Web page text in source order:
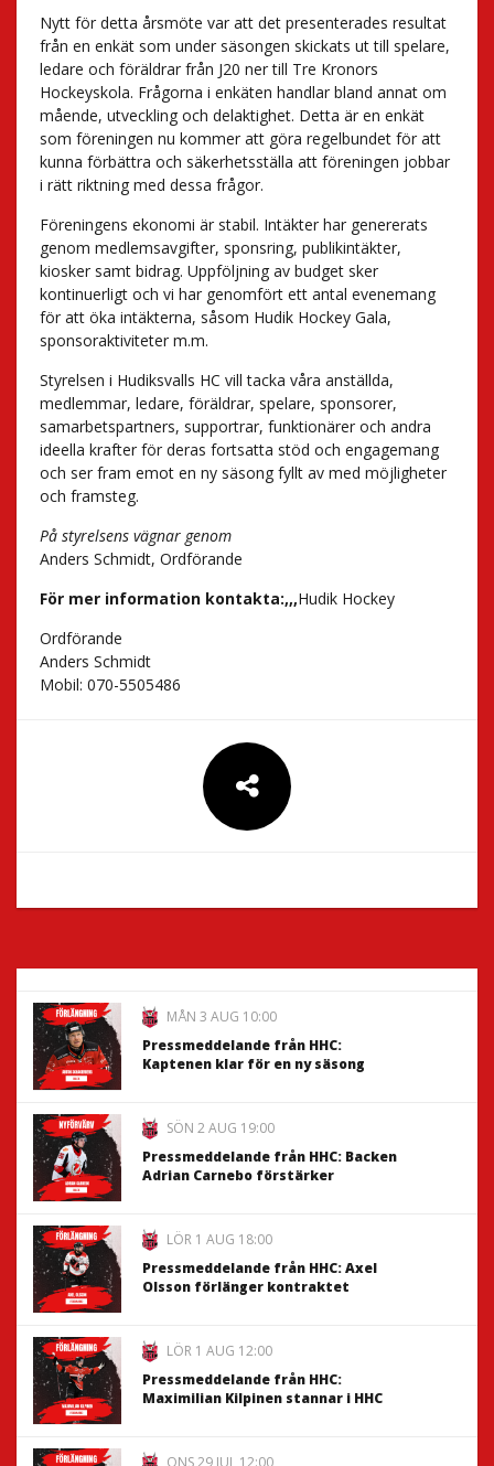
Nytt för detta årsmöte var att det presenterades resultat
från en enkät som under säsongen skickats ut till spelare,
ledare och föräldrar från J20 ner till Tre Kronors
Hockeyskola. Frågorna i enkäten handlar bland annat om
mående, utveckling och delaktighet. Detta är en enkät
som föreningen nu kommer att göra regelbundet för att
kunna förbättra och säkerhetsställa att föreningen jobbar
i rätt riktning med dessa frågor.
Föreningens ekonomi är stabil. Intäkter har genererats
genom medlemsavgifter, sponsring, publikintäkter,
kiosker samt bidrag. Uppföljning av budget sker
kontinuerligt och vi har genomfört ett antal evenemang
för att öka intäkterna, såsom Hudik Hockey Gala,
sponsoraktiviteter m.m.
Styrelsen i Hudiksvalls HC vill tacka våra anställda,
medlemmar, ledare, föräldrar, spelare, sponsorer,
samarbetspartners, supportrar, funktionärer och andra
ideella krafter för deras fortsatta stöd och engagemang
och ser fram emot en ny säsong fyllt av med möjligheter
och framsteg.
På styrelsens vägnar genom
Anders Schmidt, Ordförande
För mer information kontakta:,,,Hudik Hockey
Ordförande
Anders Schmidt
Mobil: 070-5505486
MÅN 3 AUG 10:00
Pressmeddelande från HHC:
Kaptenen klar för en ny säsong
SÖN 2 AUG 19:00
Pressmeddelande från HHC: Backen
Adrian Carnebo förstärker
LÖR 1 AUG 18:00
Pressmeddelande från HHC: Axel
Olsson förlänger kontraktet
LÖR 1 AUG 12:00
Pressmeddelande från HHC:
Maximilian Kilpinen stannar i HHC
ONS 29 JUL 12:00